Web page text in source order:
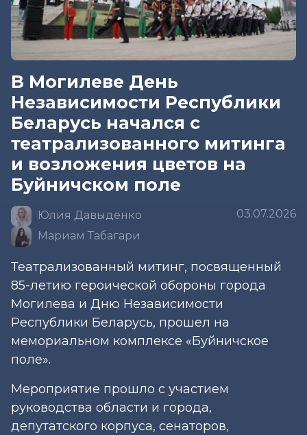
В Могилеве День
Независимости Республики
Беларусь начался с
театрализованного митинга
и возложения цветов на
Буйничском поле
Юлия Давыденко
Мариам Табагари
03.07.2026
Театрализованный митинг, посвященный
85-летию героической обороны города
Могилева и Дню Независимости
Республики Беларусь, прошел на
мемориальном комплексе «Буйничское
поле».
Мероприятие прошло с участием
руководства области и города,
депутатского корпуса, сенаторов,